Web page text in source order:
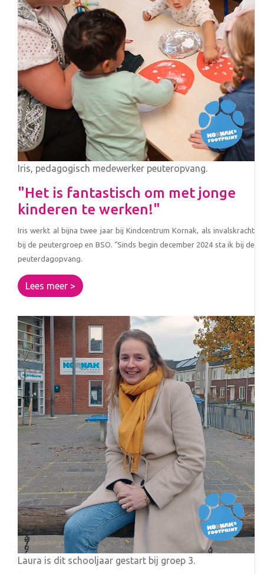
Iris, pedagogisch medewerker peuteropvang.
"Het is fantastisch om met jonge
kinderen te werken!"
Iris werkt al bijna twee jaar bij Kindcentrum Kornak, als invalskracht
bij de peutergroep en BSO. “Sinds begin december 2024 sta ik bij de
peuterdagopvang.
Lees meer >
Laura is dit schooljaar gestart bij groep 3.